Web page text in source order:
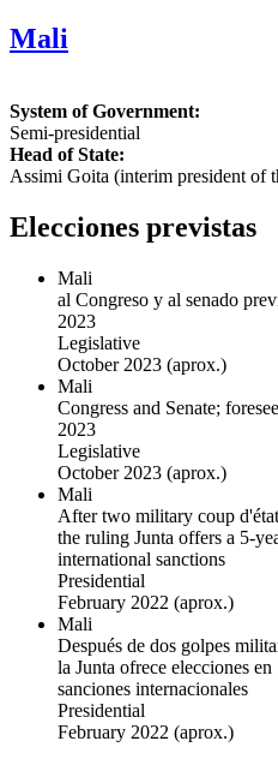
Mali
System of Government:
Semi-presidential
Head of State:
Assimi Goita (interim president of
Elecciones previstas
Mali
al Congreso y al senado
2023
Legislative
October 2023 (aprox.)
Mali
Congress and Senate;
2023
Legislative
October 2023 (aprox.)
Mali
After two military coup
the ruling Junta offers a 5-
international sanctions
Presidential
February 2022 (aprox.)
Mali
Después de dos golpes
la Junta ofrece elecciones
sanciones internacionales
Presidential
February 2022 (aprox.)